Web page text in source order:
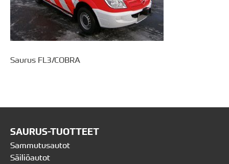
Saurus FL3/COBRA
SAURUS-TUOTTEET
Sammutusautot
Säiliöautot